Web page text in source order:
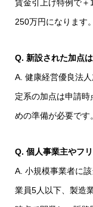
賃金引上げ特例で
250万円になります。
Q. 新設された加点
A. 健康経営優良法
定系の加点は申請
めの準備が必要です。
Q. 個人事業主やフ
A. 小規模事業者に
業員5人以下、製造